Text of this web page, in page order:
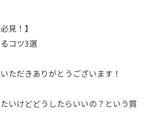
見！】
コツ3選
ただきありがとうございます！
いけどどうしたらいいの？という質